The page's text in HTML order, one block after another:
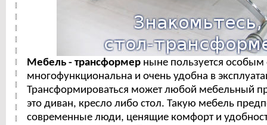
Мебель - трансформер ныне пользуется
многофункциональна и очень удобна в
Трансформироваться может любой мебельный
это диван, кресло либо стол. Такую мебель
современные люди, ценящие комфорт и